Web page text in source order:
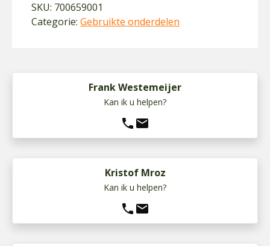
SKU: 700659001
Categorie: Gebruikte onderdelen
Frank Westemeijer
Kan ik u helpen?
phone mail
Kristof Mroz
Kan ik u helpen?
phone mail